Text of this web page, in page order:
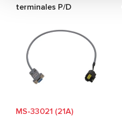
terminales P/D
MS-33021 (21A)